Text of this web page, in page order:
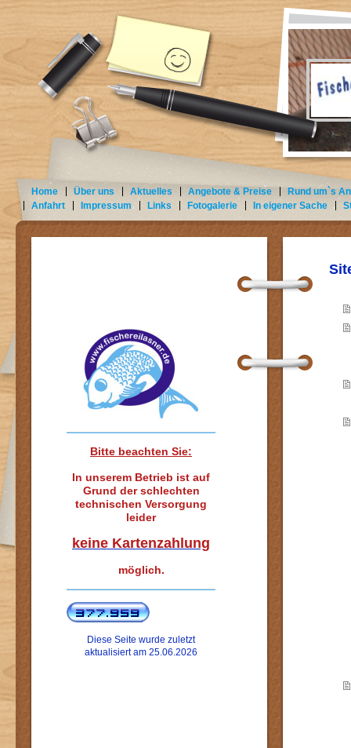
Home Über uns Aktuelles Angebote & Preise
Rund um`s
Anfahrt
Impressum Links Fotogalerie In eigener Sache
Bitte beachten Sie:
In unserem Betrieb ist auf
Grund der schlechten
technischen Versorgung
leider
keine Kartenzahlung
möglich.
Diese Seite wurde zuletzt
aktualisiert am 25.06.2026